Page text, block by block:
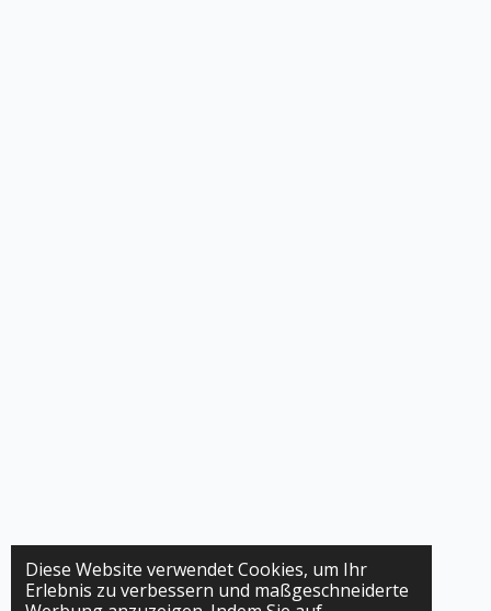
Diese Website verwendet Cookies, um Ihr
Erlebnis zu verbessern und maßgeschneiderte